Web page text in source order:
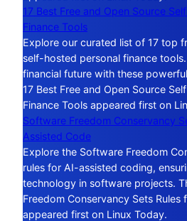
17 Best Free and Open Source
Finance Tools
Explore our curated list of 17 top
self-hosted personal finance
financial future with these
17 Best Free and Open Source
Finance Tools appeared first on
Software Freedom Conservancy
Assisted Code
Explore the Software Freedom
rules for AI-assisted coding,
technology in software projects.
Freedom Conservancy Sets
appeared first on Linux Today.